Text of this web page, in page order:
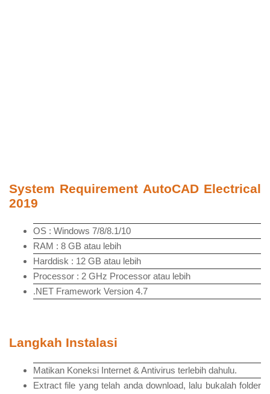
System Requirement AutoCAD Electrical
2019
OS : Windows 7/8/8.1/10
RAM : 8 GB atau lebih
Harddisk : 12 GB atau lebih
Processor : 2 GHz Processor atau lebih
.NET Framework Version 4.7
Langkah Instalasi
Matikan Koneksi Internet & Antivirus terlebih dahulu.
Extract file yang telah anda download, lalu bukalah folder